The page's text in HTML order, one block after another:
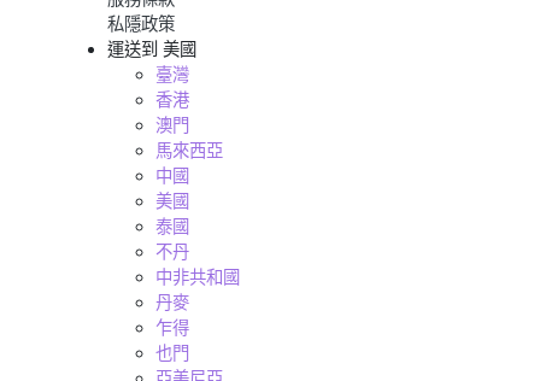
私隱政策
運送到 美國
臺灣
香港
澳門
馬來西亞
中國
美國
泰國
不丹
中非共和國
丹麥
乍得
也門